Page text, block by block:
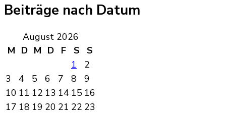
Beiträge nach Datum
August 2026
M D M D F S
S
1
2
3
4 5 6 7 8
9
10 11 12 13 14 15 16
17 18 19 20 21 22 23